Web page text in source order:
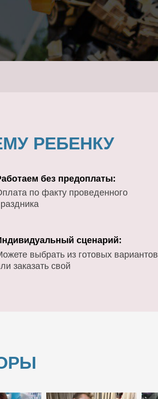
РЕБЕНКУ
без предоплаты:
по факту проведенного
сценарий:
выбрать из готовых вариантов
заказать свой